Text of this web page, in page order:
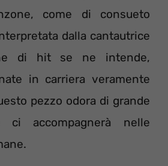
come di consueto
dalla cantautrice
di hit se ne intende,
in carriera veramente
pezzo odora di grande
ci accompagnerà nelle